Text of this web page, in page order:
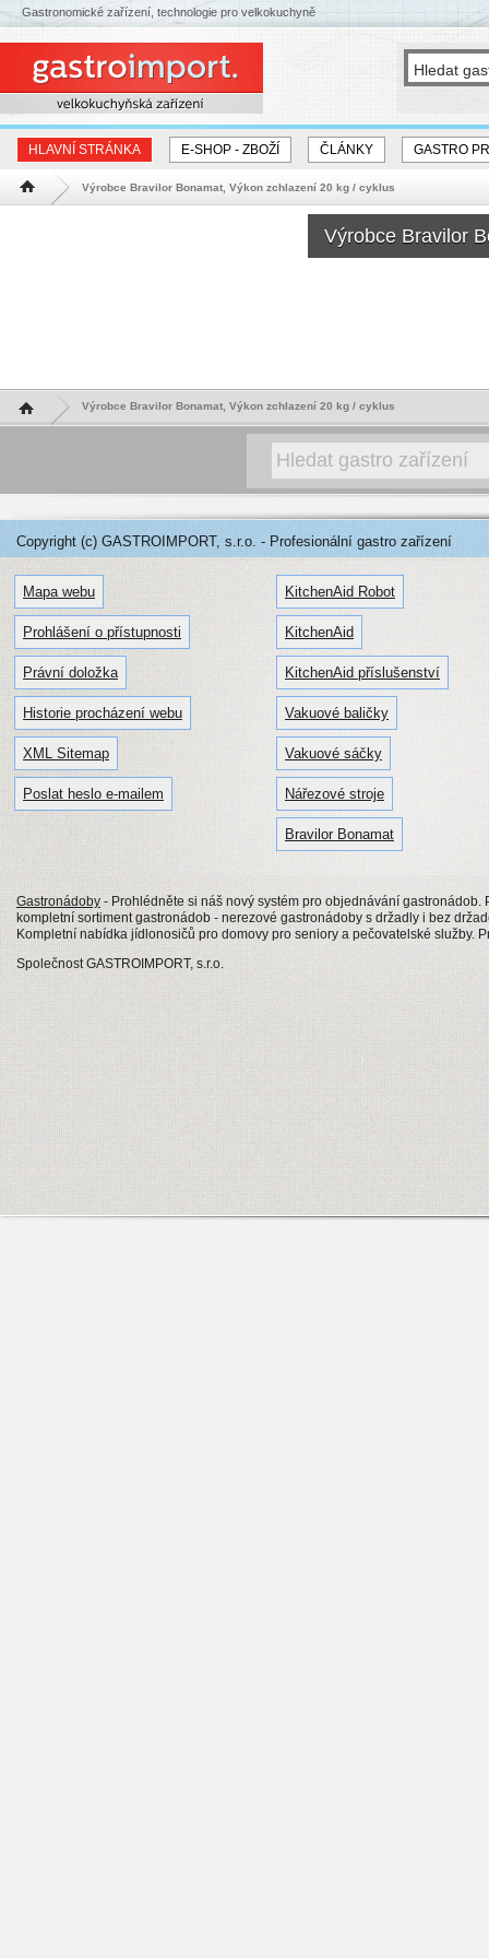
HLAVNÍ STRÁNKA E-SHOP - ZBOŽÍ ČLÁNKY GASTRO
Hlavní stránka Výrobce Bravilor Bonamat, Výkon zchlazení 20 kg / cyklus
Výrobce Bravilor
Gastronomické zařízení, technologie pro velkokuchyně
Hlavní stránka Výrobce Bravilor Bonamat, Výkon zchlazení 20 kg / cyklus
Copyright (c) GASTROIMPORT, s.r.o. - Profesionální gastro zařízení
Mapa webu
Prohlášení o přístupnosti
Právní doložka
Historie procházení webu
XML Sitemap
Poslat heslo e-mailem
KitchenAid Robot
KitchenAid
KitchenAid příslušenství
Vakuové baličky
Vakuové sáčky
Nářezové stroje
Bravilor Bonamat
Gastronádoby - Prohlédněte si náš nový systém pro objednávání
kompletní sortiment gastronádob - nerezové gastronádoby s držadly i bez
Kompletní nabídka jídlonosičů pro domovy pro seniory a pečovatelské služby.
Společnost GASTROIMPORT, s.r.o.